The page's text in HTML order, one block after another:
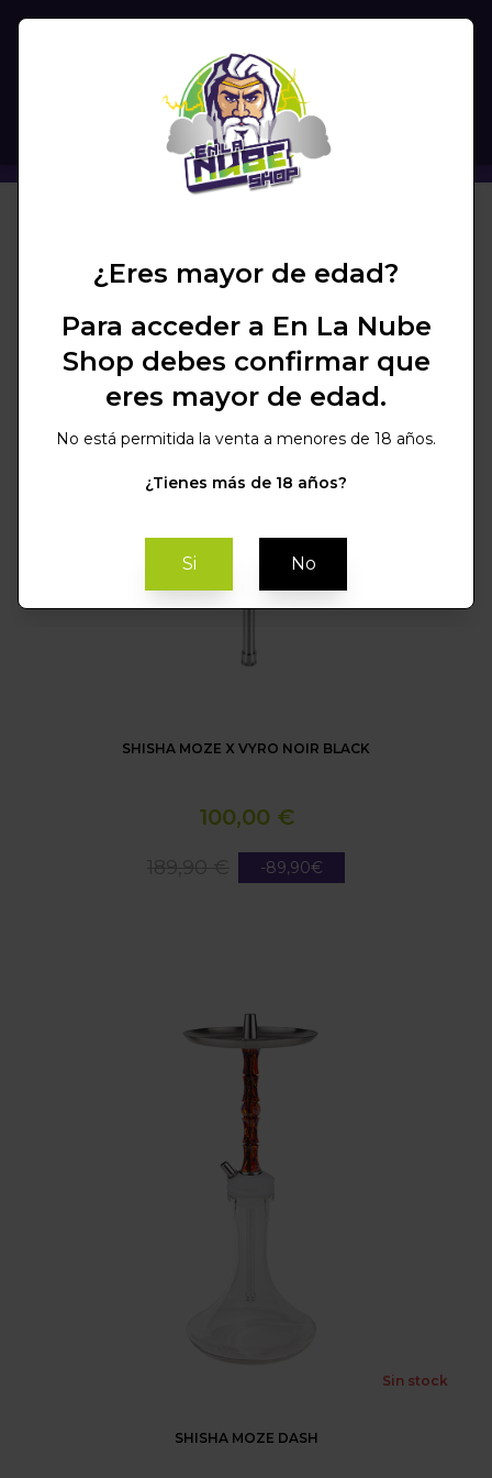
SHISHA MOZE X VYRO NOIR BLACK
100,00 €
-89,90€
Sin stock
SHISHA MOZE DASH
¿Eres mayor de edad?
Para acceder a En La Nube
Shop debes confirmar que
eres mayor de edad.
No está permitida la venta a menores de 18 años.
¿Tienes más de 18 años?
Si No